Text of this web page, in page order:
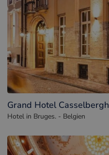
Grand Hotel Casselbergh
Hotel in Bruges. - Belgien